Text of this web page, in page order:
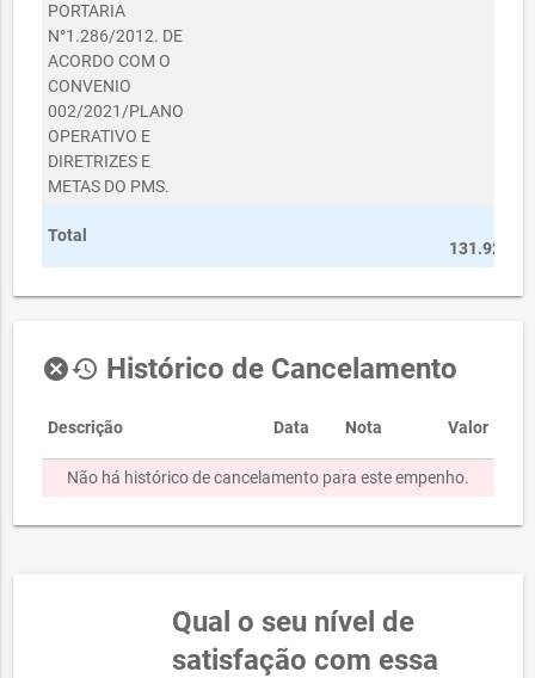
PORTARIA
N°1.286/2012. DE
ACORDO COM O
CONVENIO
002/2021/PLANO
OPERATIVO E
DIRETRIZES E
METAS DO PMS.
Total
131.925,60
cancelhistory Histórico de Cancelamento
Descrição Data Nota Valor
Não há histórico de cancelamento para este empenho.
Qual o seu nível de
satisfação com essa